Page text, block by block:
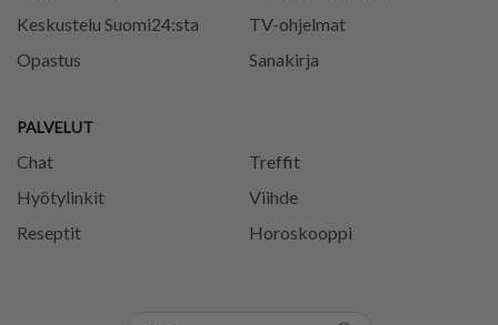
Keskustelu Suomi24:sta
Opastus
PALVELUT
Chat
Treffit
Hyötylinkit
Viihde
Reseptit
Horoskooppi
TV-ohjelmat
Sanakirja